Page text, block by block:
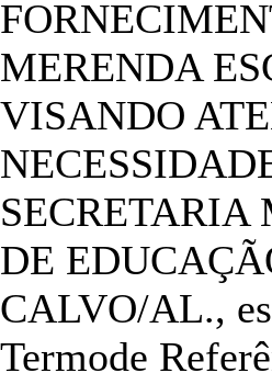
MERENDA
VISANDO
SECRETARIA
DE
CALVO/AL.,
Termode